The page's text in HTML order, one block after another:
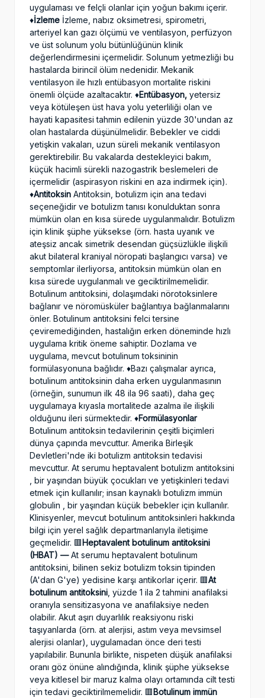
uygulaması ve felçli olanlar için yoğun bakımı içerir.
♦️İzleme İzleme, nabız oksimetresi, spirometri,
arteriyel kan gazı ölçümü ve ventilasyon, perfüzyon
ve üst solunum yolu bütünlüğünün klinik
değerlendirmesini içermelidir. Solunum yetmezliği bu
hastalarda birincil ölüm nedenidir. Mekanik
ventilasyon ile hızlı entübasyon mortalite riskini
önemli ölçüde azaltacaktır. ♦️Entübasyon, yetersiz
veya kötüleşen üst hava yolu yeterliliği olan ve
hayati kapasitesi tahmin edilenin yüzde 30'undan az
olan hastalarda düşünülmelidir. Bebekler ve ciddi
yetişkin vakaları, uzun süreli mekanik ventilasyon
gerektirebilir. Bu vakalarda destekleyici bakım,
küçük hacimli sürekli nazogastrik beslemeleri de
içermelidir (aspirasyon riskini en aza indirmek için).
♦️Antitoksin Antitoksin, botulizm için ana tedavi
seçeneğidir ve botulizm tanısı konulduktan sonra
mümkün olan en kısa sürede uygulanmalıdır. Botulizm
için klinik şüphe yüksekse (örn. hasta uyanık ve
ateşsiz ancak simetrik desendan güçsüzlükle ilişkili
akut bilateral kraniyal nöropati başlangıcı varsa) ve
semptomlar ilerliyorsa, antitoksin mümkün olan en
kısa sürede uygulanmalı ve geciktirilmemelidir.
Botulinum antitoksini, dolaşımdaki nörotoksinlere
bağlanır ve nöromüsküler bağlantıya bağlanmalarını
önler. Botulinum antitoksini felci tersine
çeviremediğinden, hastalığın erken döneminde hızlı
uygulama kritik öneme sahiptir. Dozlama ve
uygulama, mevcut botulinum toksininin
formülasyonuna bağlıdır. ♦️Bazı çalışmalar ayrıca,
botulinum antitoksinin daha erken uygulanmasının
(örneğin, sunumun ilk 48 ila 96 saati), daha geç
uygulamaya kıyasla mortalitede azalma ile ilişkili
olduğunu ileri sürmektedir. ♦️Formülasyonlar
Botulinum antitoksin tedavilerinin çeşitli biçimleri
dünya çapında mevcuttur. Amerika Birleşik
Devletleri'nde iki botulizm antitoksin tedavisi
mevcuttur. At serumu heptavalent botulizm antitoksini
, bir yaşından büyük çocukları ve yetişkinleri tedavi
etmek için kullanılır; insan kaynaklı botulizm immün
globulin , bir yaşından küçük bebekler için kullanılır.
Klinisyenler, mevcut botulinum antitoksinleri hakkında
bilgi için yerel sağlık departmanlarıyla iletişime
geçmelidir. 🟥Heptavalent botulinum antitoksini
(HBAT) —At serumu heptavalent botulinum
antitoksini, bilinen sekiz botulizm toksin tipinden
(A'dan G'ye) yedisine karşı antikorlar içerir. 🟥At
botulinum antitoksini , yüzde 1 ila 2 tahmini anafilaksi
oranıyla sensitizasyona ve anafilaksiye neden
olabilir. Akut aşırı duyarlılık reaksiyonu riski
taşıyanlarda (örn. at alerjisi, astım veya mevsimsel
alerjisi olanlar), uygulamadan önce deri testi
yapılabilir. Bununla birlikte, nispeten düşük anafilaksi
oranı göz önüne alındığında, klinik şüphe yüksekse
veya kitlesel bir maruz kalma olayı ortamında cilt testi
için tedavi geciktirilmemelidir. 🟥Botulinum immün